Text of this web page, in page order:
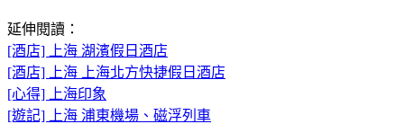
延伸閱讀：
[酒店] 上海 湖濱假日酒店
[酒店] 上海 上海北方快捷假日酒店
[心得] 上海印象
[遊記] 上海 浦東機場、磁浮列車